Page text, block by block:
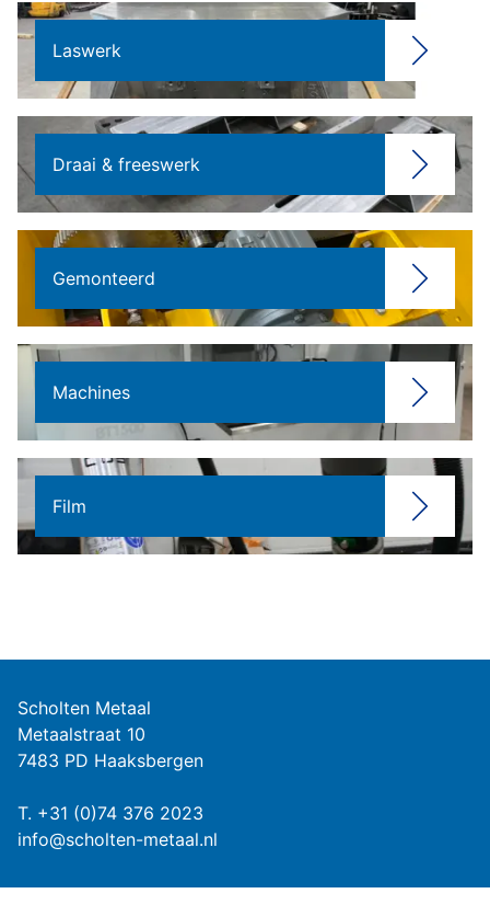
Laswerk
Draai & freeswerk
Gemonteerd
Machines
Film
Scholten Metaal
Metaalstraat 10
7483 PD Haaksbergen
T. +31 (0)74 376 2023
info@scholten-metaal.nl